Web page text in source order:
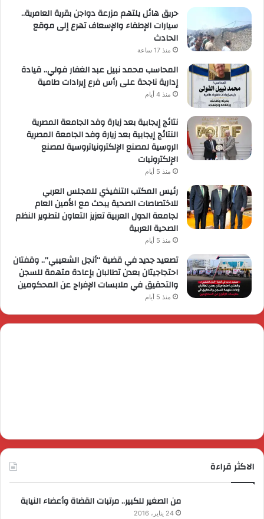
حريق هائل يلتهم مزرعة دواجن بقرية العامرية..
سيارات الإطفاء والإسعاف تهرع إلى موقع
الحادث
منذ 17 ساعة
المحاسب محمد نبيل عبد الغفار فولي.. قيادة
إدارية ناجحة على رأس فرع إيرادات طامية
منذ 4 أيام
نتائج إيجابية بعد زيارة وفد الجامعة المصرية
النتائج إيجابية بعد زيارة وفد الجامعة المصرية
الروسية لمصنع الإلكترونياتروسية لمصنع
الإلكترونيات
منذ 5 أيام
رئيس المكتب التنفيذي للمجلس العربي
للاختصاصات الصحية يبحث مع الأمين العام
لجامعة الدول العربية تعزيز التعاون لتطوير النظم
الصحية العربية
منذ 5 أيام
تصعيد جديد في قضية “أنجل الشعيبي”.. وقفتان
احتجاجيتان بعدن تطالبان بإعادة متهمة للسجن
والتحقيق في ملابسات الإفراج عن المحكومين
منذ 5 أيام
الاكثر قراءة
من الصغير للكبير.. مرتبات القضاة وأعضاء النيابة
24 يناير، 2016